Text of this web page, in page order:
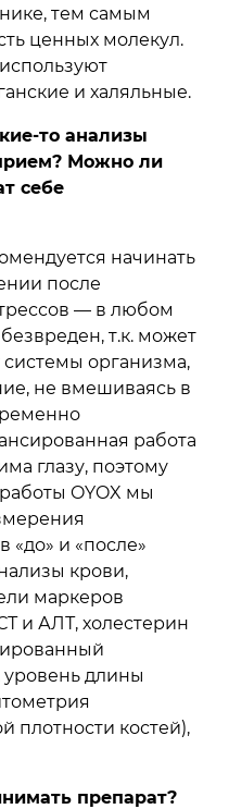
тем самым
ценных молекул.
и халяльные.
то анализы
Можно ли
себе
начинать
после
— в любом
т.к. может
системы организма,
не вмешиваясь в
работа
глазу, поэтому
OYOX мы
«до» и «после»
крови,
маркеров
и АЛТ, холестерин
уровень длины
плотности костей),
препарат?